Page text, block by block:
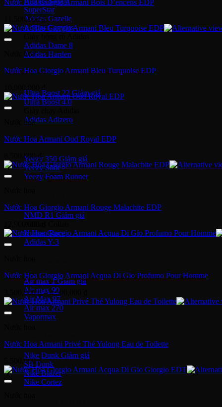
SuperStar
Adidas Gazelle
Adidas Campus
Adidas Dame 8
Adidas Harden
Ultra Boost
Ultra Boost 22
Ultra Boost 4.0
Adidas Adizero
Adidas Yeezy
Yeezy 350
Yeezy Slide
Yeezy Foam Runner
NMD R1
Human Race
Adidas Y-3
Air max 1
Air max 90
Air Max 97
Air max 270
Vapormax
Nike Dunk
SB Dunk
Nike Blazer
Nike Cortez
Nước Hoa Giorgio Armani Bois D’encens EDP
11,500,000₫
Nước hoa
Nước Hoa Giorgio Armani Bleu Turquoise EDP
Nước hoa
Nước Hoa Armani Oud Royal EDP
8,500,000₫
Nước Hoa Giorgio Armani Rouge Malachite EDP
Nước Hoa Giorgio Armani Acqua Di Gio Profumo Pour Homme
3,500,000₫ – 4,500,000
giá:
Nước Hoa Armani Privé Thé Yulong Eau de Toilette
5,500,000₫